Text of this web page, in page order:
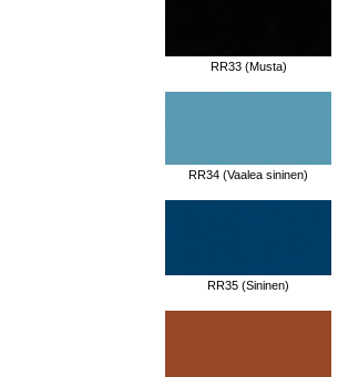
RR33 (Musta)
RR34 (Vaalea sininen)
RR35 (Sininen)